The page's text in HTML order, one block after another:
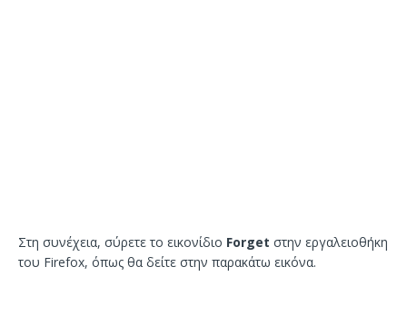
Στη συνέχεια, σύρετε το εικονίδιο Forget στην εργαλειοθήκη
του Firefox, όπως θα δείτε στην παρακάτω εικόνα.